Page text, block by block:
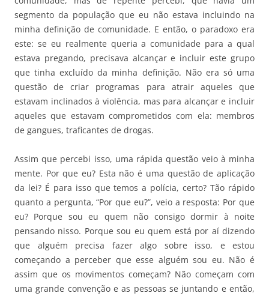
segmento da população que eu não estava incluindo na
minha definição de comunidade. E então, o paradoxo era
este: se eu realmente queria a comunidade para a qual
estava pregando, precisava alcançar e incluir este grupo
que tinha excluído da minha definição. Não era só uma
questão de criar programas para atrair aqueles que
estavam inclinados à violência, mas para alcançar e incluir
aqueles que estavam comprometidos com ela: membros
de gangues, traficantes de drogas.
Assim que percebi isso, uma rápida questão veio à minha
mente. Por que eu? Esta não é uma questão de aplicação
da lei? É para isso que temos a polícia, certo? Tão rápido
quanto a pergunta, “Por que eu?”, veio a resposta: Por que
eu? Porque sou eu quem não consigo dormir à noite
pensando nisso. Porque sou eu quem está por aí dizendo
que alguém precisa fazer algo sobre isso, e estou
começando a perceber que esse alguém sou eu. Não é
assim que os movimentos começam? Não começam com
uma grande convenção e as pessoas se juntando e então,